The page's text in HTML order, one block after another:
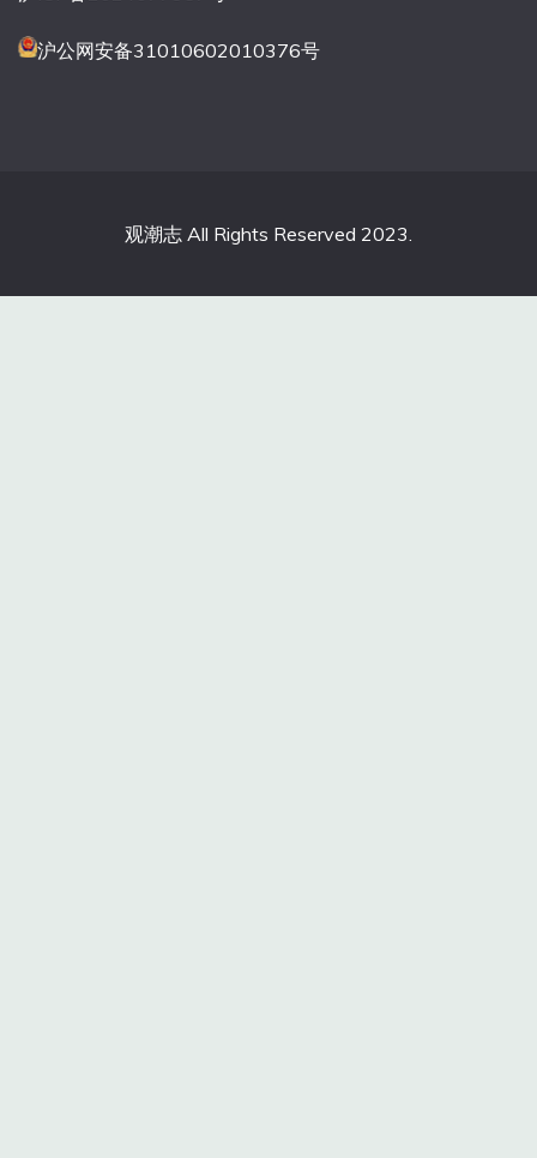
沪公网安备31010602010376号
观潮志 All Rights Reserved 2023.